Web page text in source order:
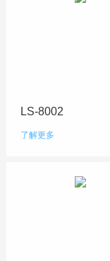
LS-8002
了解更多